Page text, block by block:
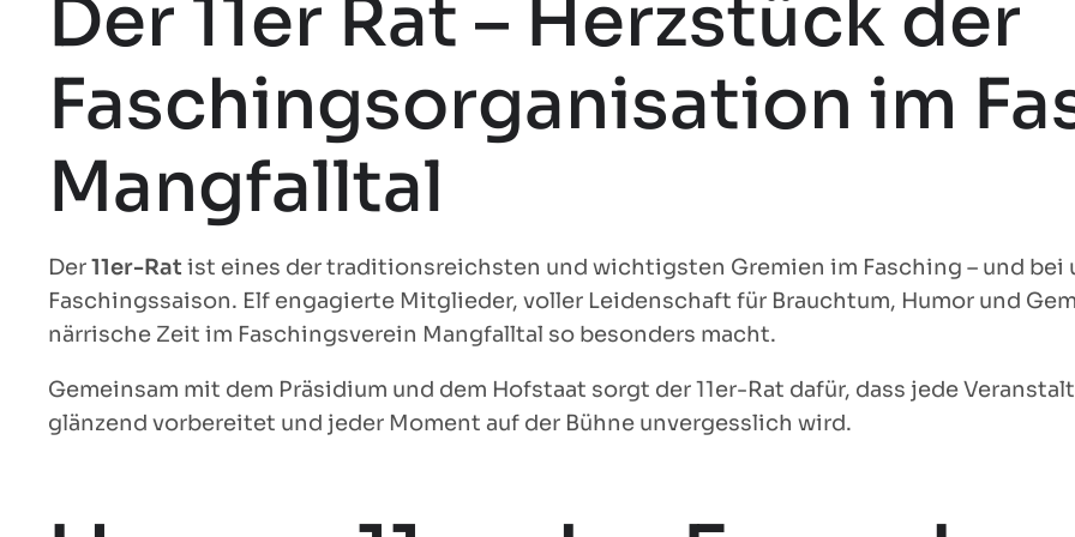
Der 11er Rat – Herzstück der
Faschingsorganisation im
Mangfalltal
Der11er-Rat ist eines der traditionsreichsten und wichtigsten Gremien im Fasching – und bei
Faschingssaison. Elf engagierte Mitglieder, voller Leidenschaft für Brauchtum, Humor und
närrische Zeit im Faschingsverein Mangfalltal so besonders macht.
Gemeinsam mit dem Präsidium und dem Hofstaat sorgt der 11er-Rat dafür, dass jede
glänzend vorbereitet und jeder Moment auf der Bühne unvergesslich wird.